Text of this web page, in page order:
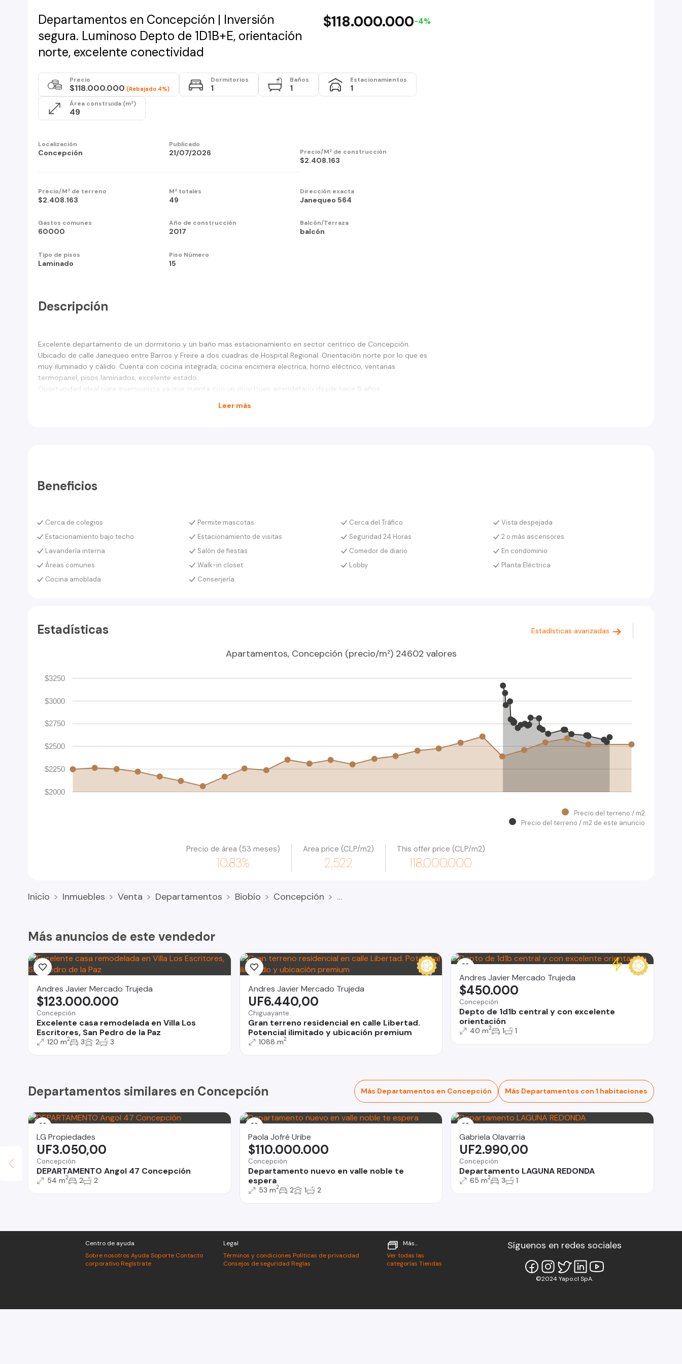
Departamentos en Concepción | Inversión
segura. Luminoso Depto de 1D1B+E, orientación
norte, excelente conectividad
$118.000.000-4%
Precio
$118.000.000 (Rebajado 4%)
Dormitorios
1
Baños
1
Estacionamientos
1
Área construida (m²)
49
Localización
Concepción
Publicado
21/07/2026 Precio/M² de construcción
$2.408.163
Precio/M² de terreno
$2.408.163
M² totales
49
Dirección exacta
Janequeo 564
Gastos comunes
60000
Año de construcción
2017
Balcón/Terraza
balcón
Tipo de pisos
Laminado
Piso Número
15
Descripción
Excelente departamento de un dormitorio y un baño mas estacionamiento en sector centrico de Concepción.
Ubicado de calle Janequeo entre Barros y Freire a dos cuadras de Hospital Regional. Orientación norte por lo que es
muy iluminado y cálido. Cuenta con cocina integrada, cocina encimera electrica, horno eléctrico, ventanas
termopanel, pisos laminados, excelente estado.
Oportunidad ideal para inversionista ya que cuenta con un muy buen arrendatario desde hace 5 años.
Leer más
Beneficios
Cerca de colegios Permite mascotas Cerca del Tráfico
Vista despejada
Estacionamiento bajo techo
Estacionamiento de visitas Seguridad 24 Horas
2 o más ascensores
Lavandería interna
Salón de fiestas Comedor de diario
En condominio
Áreas comunes
Walk-in closet Lobby
Planta Eléctrica
Cocina amoblada
Conserjería
Estadísticas
Apartamentos, Concepción (precio/m²) 24602 valores
Estadísticas avanzadas
$2000
$2250
$2500
$2750
$3000
$3250
Precio del terreno / m2
Precio del terreno / m2 de este anuncio
Precio de área (53 meses)
10.83%
Area price (CLP/m2)
2.522
This offer price (CLP/m2)
118.000.000
Inicio Inmuebles Venta Departamentos Biobío Concepción
Más anuncios de este vendedor
Andres Javier Mercado Trujeda
Concepción
Excelente casa remodelada en Villa Los
Escritores, San Pedro de la Paz
$123.000.000
120 m2 3 2 3
Andres Javier Mercado Trujeda
Chiguayante
Gran terreno residencial en calle Libertad.
Potencial ilimitado y ubicación premium
UF6.440,00
1088 m2
Andres Javier Mercado Trujeda
Concepción
Depto de 1d1b central y con excelente
orientación
$450.000
40 m2 1 1
Departamentos similares en Concepción Más Departamentos en Concepción Más Departamentos con 1 habitaciones
LG Propiedades
Concepción
DEPARTAMENTO Angol 47 Concepción
UF3.050,00
54 m2 2 2
Paola Jofré Uribe
Concepción
Departamento nuevo en valle noble te
espera
$110.000.000
53 m2 2 1 2
Gabriela Olavarria
Concepción
Departamento LAGUNA REDONDA
UF2.990,00
65 m2 3 1
Centro de ayuda
Sobre nosotros Ayuda Soporte Contacto
corporativo Regístrate
Legal
Términos y condiciones Políticas de privacidad
Consejos de seguridad Reglas
Más...
Ver todas las
categorías Tiendas
Síguenos en redes sociales
©2024 Yapo.cl SpA.